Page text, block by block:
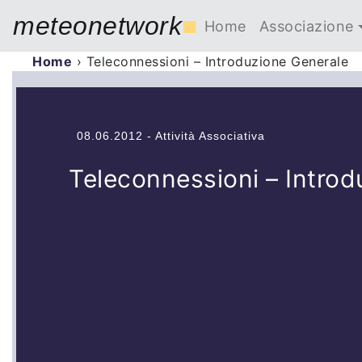
meteonetwork■ Home Associazione
Home › Teleconnessioni – Introduzione Generale
08.06.2012 - Attività Associativa
Teleconnessioni –